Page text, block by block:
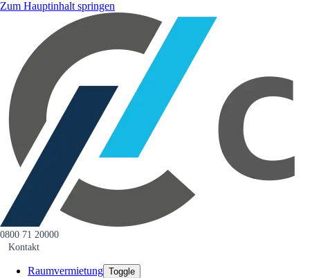
Zum Hauptinhalt springen
0800 71 20000
Kontakt
Raumvermietung Toggle